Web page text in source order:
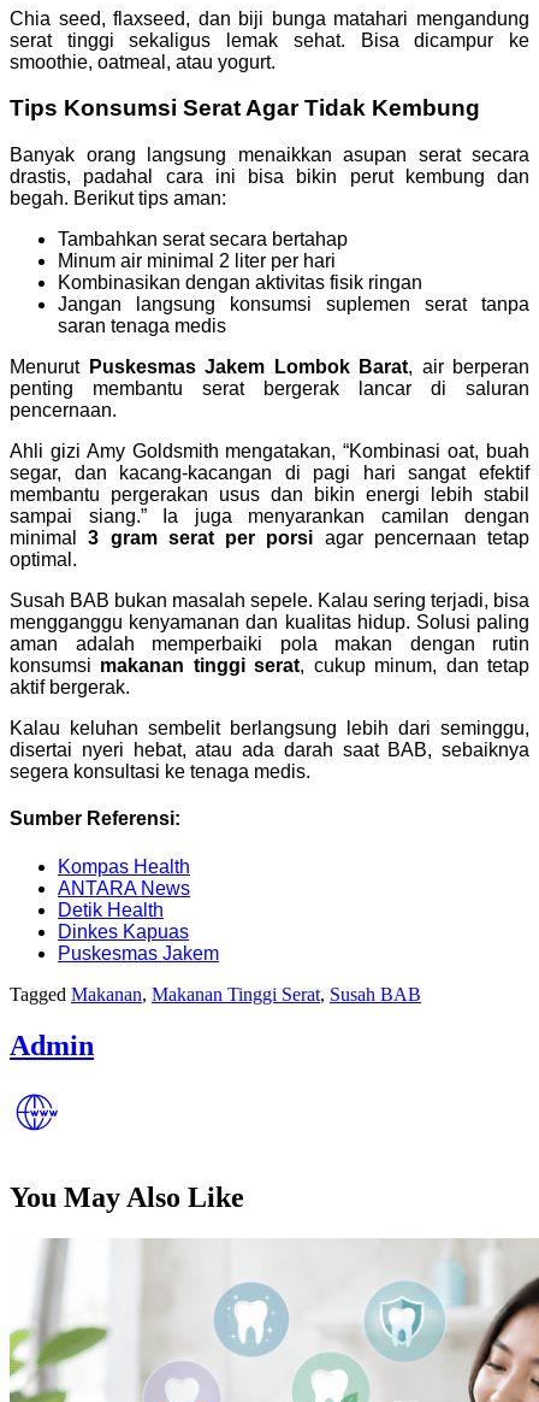
Chia seed, flaxseed, dan biji bunga matahari mengandung
serat tinggi sekaligus lemak sehat. Bisa dicampur ke
smoothie, oatmeal, atau yogurt.
Tips Konsumsi Serat Agar Tidak Kembung
Banyak orang langsung menaikkan asupan serat secara
drastis, padahal cara ini bisa bikin perut kembung dan
begah. Berikut tips aman:
Tambahkan serat secara bertahap
Minum air minimal 2 liter per hari
Kombinasikan dengan aktivitas fisik ringan
Jangan langsung konsumsi suplemen serat tanpa
saran tenaga medis
Menurut Puskesmas Jakem Lombok Barat, air berperan
penting membantu serat bergerak lancar di saluran
pencernaan.
Ahli gizi Amy Goldsmith mengatakan, “Kombinasi oat, buah
segar, dan kacang-kacangan di pagi hari sangat efektif
membantu pergerakan usus dan bikin energi lebih stabil
sampai siang.” Ia juga menyarankan camilan dengan
minimal3 gram serat per porsi agar pencernaan tetap
optimal.
Susah BAB bukan masalah sepele. Kalau sering terjadi, bisa
mengganggu kenyamanan dan kualitas hidup. Solusi paling
aman adalah memperbaiki pola makan dengan rutin
konsumsi makanan tinggi serat, cukup minum, dan tetap
aktif bergerak.
Kalau keluhan sembelit berlangsung lebih dari seminggu,
disertai nyeri hebat, atau ada darah saat BAB, sebaiknya
segera konsultasi ke tenaga medis.
Sumber Referensi:
Kompas Health
ANTARA News
Detik Health
Dinkes Kapuas
Puskesmas Jakem
Tagged Makanan, Makanan Tinggi Serat, Susah BAB
Admin
You May Also Like